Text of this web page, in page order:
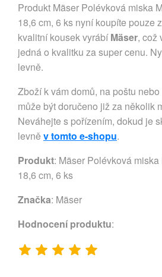
Produkt Mäser Polévková miska
18,6 cm, 6 ks nyní koupíte pouze
kvalitní kousek vyrábíMäser, což
jedná o kvalitku za super cenu.
levně.
Zboží k vám domů, na poštu
může být doručeno již za několik
Neváhejte s pořízením, dokud je
levně v tomto e-shopu.
Produkt: Mäser Polévková
18,6 cm, 6 ks
Značka: Mäser
Hodnocení produktu: